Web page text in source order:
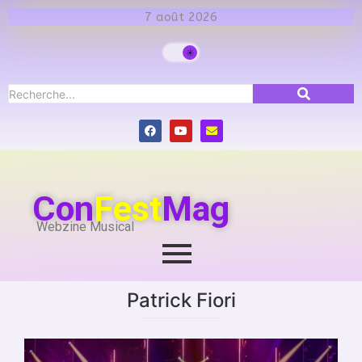
7 août 2026
ConFestMag
Webzine Musical
Patrick Fiori